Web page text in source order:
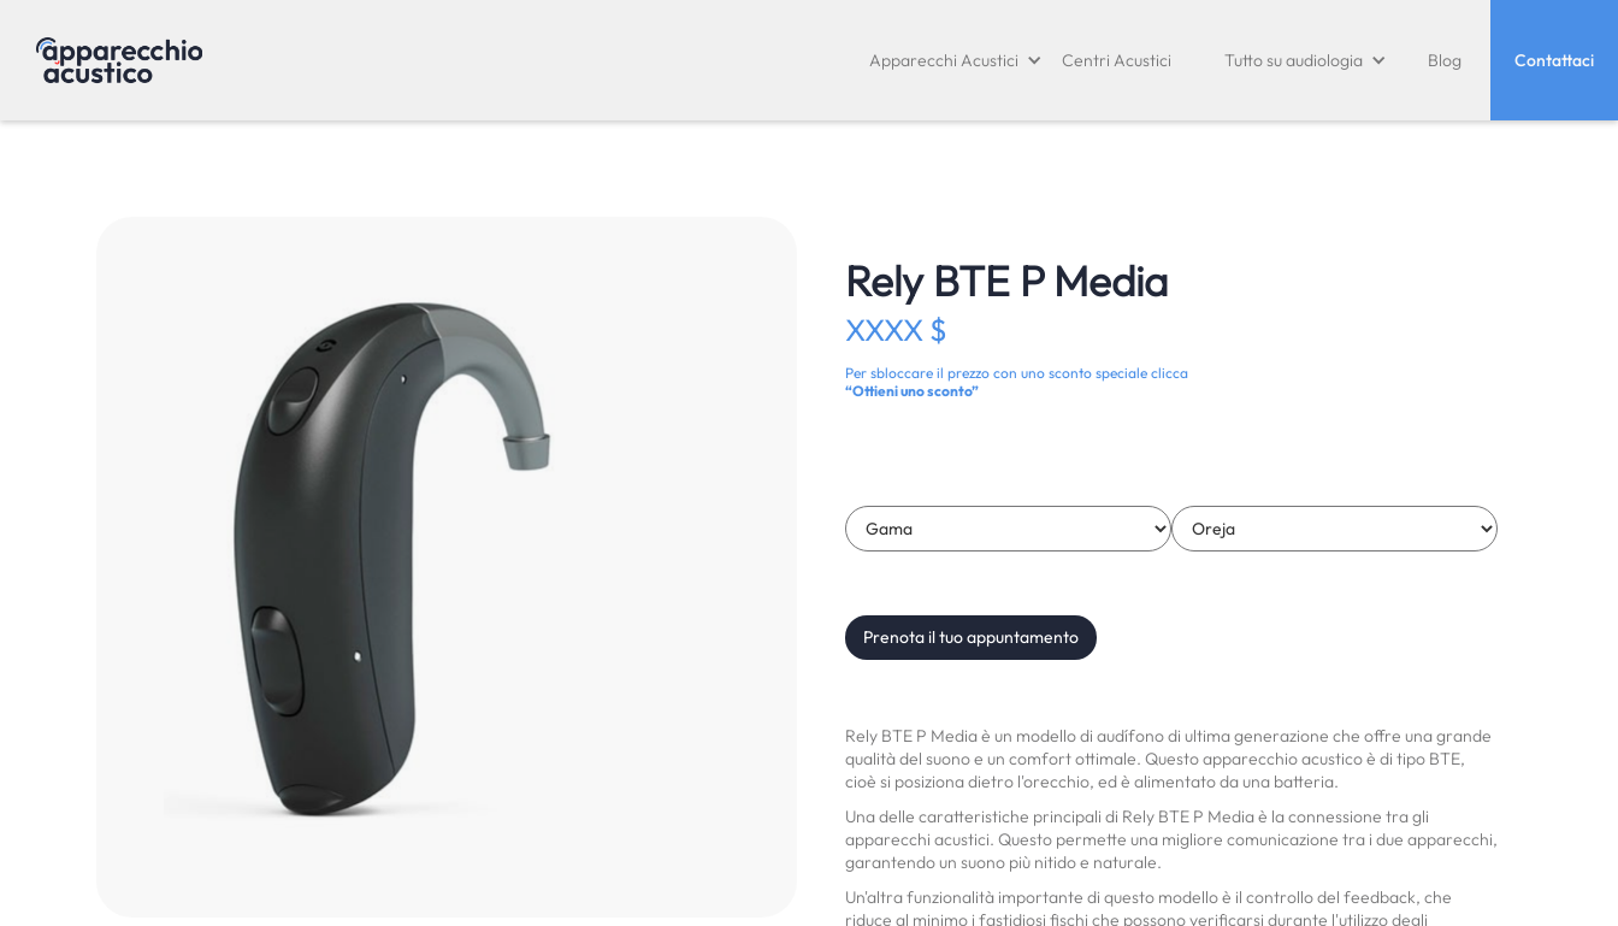
Apparecchi Acustici Centri Acustici Tutto su audiologia Blog Contattaci
Rely BTE P Media
XXXX $
Per sbloccare il prezzo con uno sconto speciale clicca
“Ottieni uno sconto”
Prenota il tuo appuntamento
Rely BTE P Media è un modello di audífono di ultima generazione che offre una grande
qualità del suono e un comfort ottimale. Questo apparecchio acustico è di tipo BTE,
cioè si posiziona dietro l'orecchio, ed è alimentato da una batteria.
Una delle caratteristiche principali di Rely BTE P Media è la connessione tra gli
apparecchi acustici. Questo permette una migliore comunicazione tra i due apparecchi,
garantendo un suono più nitido e naturale.
Un'altra funzionalità importante di questo modello è il controllo del feedback, che
riduce al minimo i fastidiosi fischi che possono verificarsi durante l'utilizzo degli